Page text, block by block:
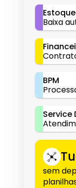
Estoque
Baixa
BPM
Service
sem